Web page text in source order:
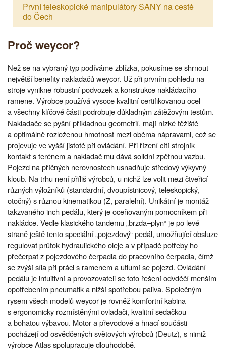
První teleskopické manipulátory SANY na cestě
do Čech
Proč weycor?
Než se na vybraný typ podíváme zblízka, pokusíme se shrnout
největší benefity nakladačů weycor. Už při prvním pohledu na
stroje vynikne robustní podvozek a konstrukce nakládacího
ramene. Výrobce používá vysoce kvalitní certifikovanou ocel
a všechny klíčové části podrobuje důkladným zátěžovým testům.
Nakladače se pyšní příkladnou geometrií, mají nízké těžiště
a optimálně rozloženou hmotnost mezi oběma nápravami, což se
projevuje ve vyšší jistotě při ovládání. Při řízení cítí strojník
kontakt s terénem a nakladač mu dává solidní zpětnou vazbu.
Pojezd na příčných nerovnostech usnadňuje středový výkyvný
kloub. Na trhu není příliš výrobců, u nichž lze volit mezi čtveřicí
různých výložníků (standardní, dvoupístnicový, teleskopický,
otočný) s různou kinematikou (Z, paralelní). Unikátní je montáž
takzvaného inch pedálu, který je oceňovaným pomocníkem při
nakládce. Vedle klasického tandemu „brzda–plyn“ je po levé
straně ještě tento speciální „pojezdový“ pedál, umožňující obsluze
regulovat průtok hydraulického oleje a v případě potřeby ho
přečerpat z pojezdového čerpadla do pracovního čerpadla, čímž
se zvýší síla při práci s ramenem a utlumí se pojezd. Ovládání
pedálu je intuitivní a provozovateli se toto řešení odvděčí menším
opotřebením pneumatik a nižší spotřebou paliva. Společným
rysem všech modelů weycor je rovněž komfortní kabina
s ergonomicky rozmístěnými ovladači, kvalitní sedačkou
a bohatou výbavou. Motor a převodové a hnací součásti
pocházejí od osvědčených světových výrobců (Deutz), s nimiž
výrobce Atlas spolupracuje dlouhodobě.